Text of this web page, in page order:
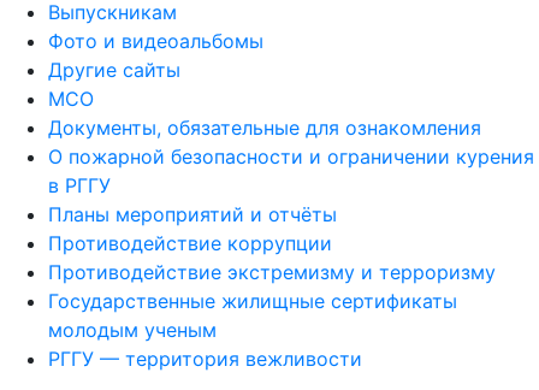
Выпускникам
Фото и видеоальбомы
Другие сайты
МСО
Документы, обязательные для ознакомления
О пожарной безопасности и ограничении курения
в РГГУ
Планы мероприятий и отчёты
Противодействие коррупции
Противодействие экстремизму и терроризму
Государственные жилищные сертификаты
молодым ученым
РГГУ — территория вежливости